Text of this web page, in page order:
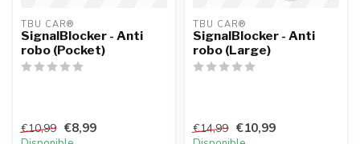
TBU CAR®
SignalBlocker - Anti
robo (Pocket)
€10,99 €8,99
TBU CAR®
SignalBlocker - Anti
robo (Large)
€14,99 €10,99